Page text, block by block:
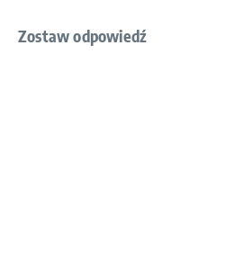
Zostaw odpowiedź